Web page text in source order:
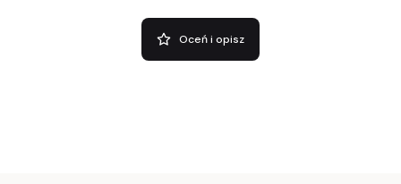
Oceń i opisz